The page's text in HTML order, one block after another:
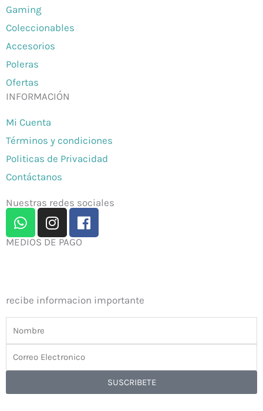
Gaming
Coleccionables
Accesorios
Poleras
Ofertas
INFORMACIÓN
Mi Cuenta
Términos y condiciones
Politicas de Privacidad
Contáctanos
Nuestras redes sociales
W
h
a
p
p
I
n
s
r
a
F
a
o
k
MEDIOS DE PAGO
recibe informacion importante
Nombre
Correo
Electronico
SUSCRIBETE